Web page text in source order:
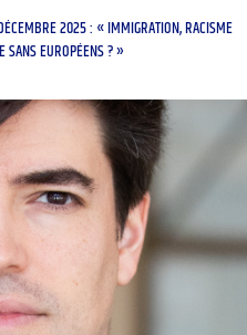
2025 : « IMMIGRATION, RACISME
SANS EUROPÉENS ? »